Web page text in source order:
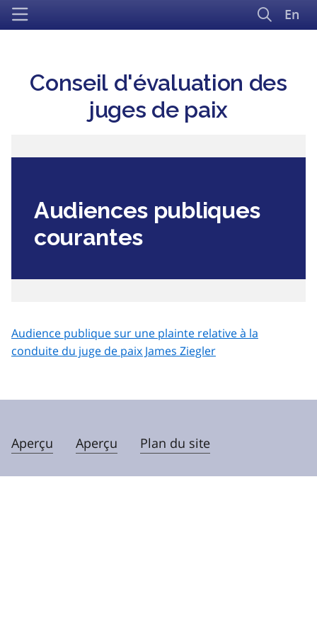
En
Conseil d'évaluation des
juges de paix
Audiences publiques
courantes
Audience publique sur une plainte relative à la
conduite du juge de paix James Ziegler
Aperçu Aperçu Plan du site